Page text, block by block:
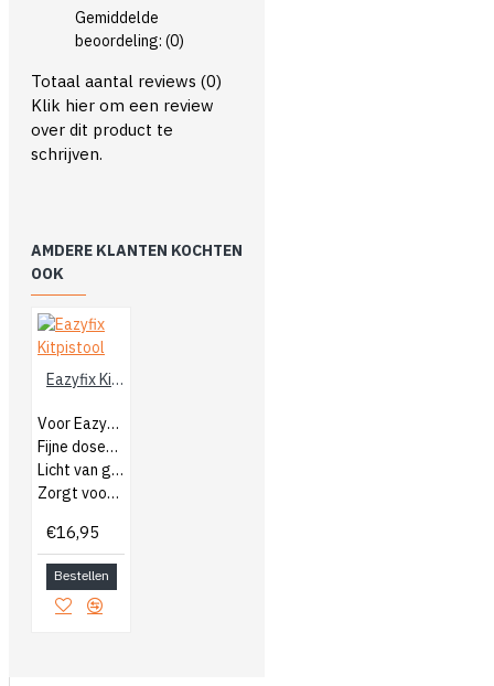
Gemiddelde
beoordeling: (0)
Totaal aantal reviews (0)
Klik hier om een review
over dit product te
schrijven.
AMDERE KLANTEN KOCHTEN
OOK
Eazyfix Kitpistool
Voor Eazyfix producten
Fijne doseergreep
Licht van gewicht
Zorgt voor juiste dosering
€16,95
Bestellen